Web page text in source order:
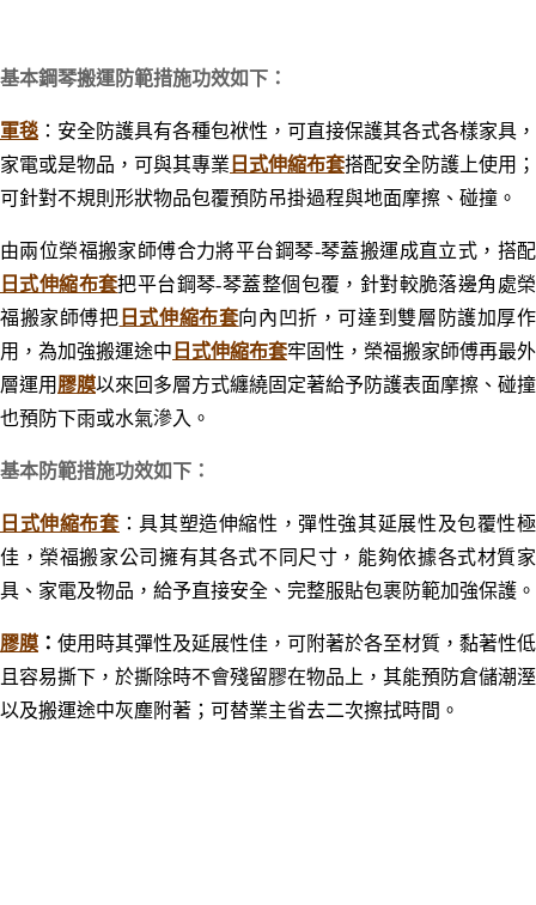
基本鋼琴搬運防範措施功效如下：
軍毯 ： 安全防護具有各種包袱性，可直接保護其各式各樣家具，
家電或是物品，可與其專業 日式伸縮布套搭配安全防護上使用；
可針對不規則形狀物品包覆預防吊掛過程與地面摩擦、碰撞。
由兩位榮福搬家師傅合力將平台鋼琴-琴蓋搬運成直立式，搭配
日式伸縮布套把平台鋼琴-琴蓋整個包覆，針對較脆落邊角處榮
福搬家師傅把 日式伸縮布套向內凹折，可達到雙層防護加厚作
用，為加強搬運途中 日式伸縮布套牢固性，榮福搬家師傅再最外
層運用 膠膜以來回多層方式纏繞固定著給予防護表面摩擦 、 碰撞
也預防下雨或水氣滲入。
基本防範措施功效如下：
日式伸縮布套：具其塑造伸縮性，彈性強其延展性及包覆性極
佳，榮福搬家公司擁有其各式不同尺寸，能夠依據各式材質家
具、家電及物品，給予直接安全、完整服貼包裹防範加強保護 。
膠膜 ： 使用時其彈性及延展性佳，可附著於各至材質，黏著性低
且容易撕下，於撕除時不會殘留膠在物品上，其能預防倉儲潮溼
以及搬運途中灰塵附著；可替業主省去二次擦拭時間。